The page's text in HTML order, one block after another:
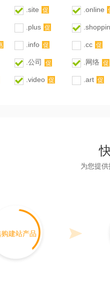
.site 促 .online
.plus 促
.info 促 .cc 促
.公司 促 .网络 促
.video 促 .art 促
为您提
购建站产品